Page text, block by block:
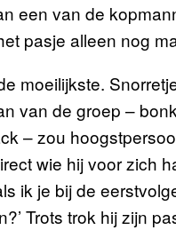
een van de
pasje alleen nog
moeilijkste.
van de groep –
– zou
wie hij voor zich
ik je bij de
Trots trok hij zijn